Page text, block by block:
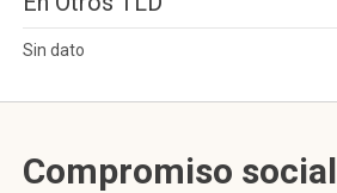
Sin dato
Compromiso social